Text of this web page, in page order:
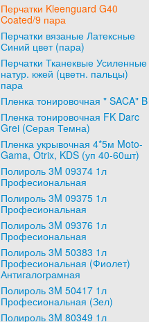
Перчатки Kleenguard G40
Coated/9 пара
Перчатки вязаные Латексные
Синий цвет (пара)
Перчатки Тканеквые Усиленные
натур. кжей (цветн. пальцы)
пара
Пленка тонировочная " SACA" B
Пленка тонировочная FK Darc
Grei (Серая Темна)
Пленка укрывочная 4*5м Moto-
Gama, Otrix, KDS (уп 40-60шт)
Полироль 3M 09374 1л
Професиональная
Полироль 3M 09375 1л
Професиональная
Полироль 3M 09376 1л
Професиональная
Полироль 3M 50383 1л
Професиональная (Фиолет)
Антигалограмная
Полироль 3M 50417 1л
Професиональная (Зел)
Полироль 3M 80349 1л